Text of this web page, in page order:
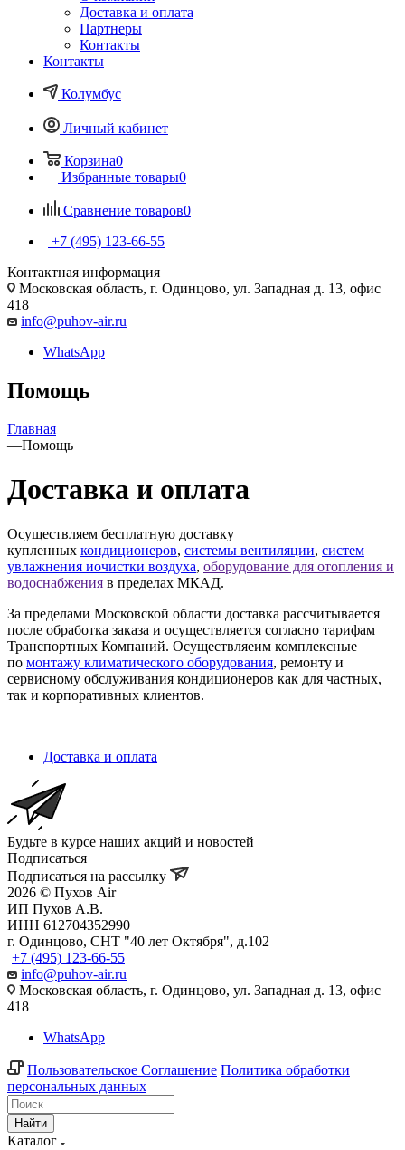
Доставка и оплата
Партнеры
Контакты
Контакты
Колумбус
Личный кабинет
Корзина0
Избранные товары0
Сравнение товаров0
+7 (495) 123-66-55
Контактная информация
Московская область, г. Одинцово, ул. Западная д. 13, офис
418
info@puhov-air.ru
WhatsApp
Помощь
Главная
—Помощь
Доставка и оплата
Осуществляем бесплатную доставку
купленных кондиционеров, системы вентиляции, систем
увлажнения иочистки воздуха, оборудование для отопления и
водоснабжения в пределах МКАД.
За пределами Московской области доставка рассчитывается
после обработка заказа и осуществляется согласно тарифам
Транспортных Компаний. Осуществляеим комплексные
по монтажу климатического оборудования, ремонту и
сервисному обслуживания кондиционеров как для частных,
так и корпоративных клиентов.
Доставка и оплата
Будьте в курсе наших акций и новостей
Подписаться
Подписаться на рассылку
2026 © Пухов Air
ИП Пухов А.В.
ИНН 612704352990
г. Одинцово, СНТ "40 лет Октября", д.102
+7 (495) 123-66-55
info@puhov-air.ru
Московская область, г. Одинцово, ул. Западная д. 13, офис
418
WhatsApp
Пользовательское Соглашение Политика обработки
персональных данных
Найти
Каталог